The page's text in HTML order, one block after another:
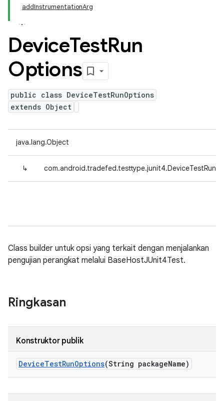
addInstrumentationArg
DeviceTestRun
Options
public class DeviceTestRunOptions
extends Object
java.lang.Object
↳
Class builder untuk opsi yang terkait dengan menjalankan
pengujian perangkat melalui BaseHostJUnit4Test.
Ringkasan
Konstruktor publik
DeviceTestRunOptions(String packageName)